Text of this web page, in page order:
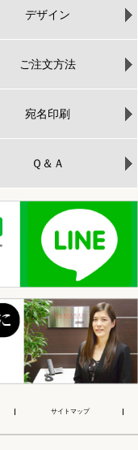
デザイン
ご注文方法
宛名印刷
Ｑ＆Ａ
サイトマップ